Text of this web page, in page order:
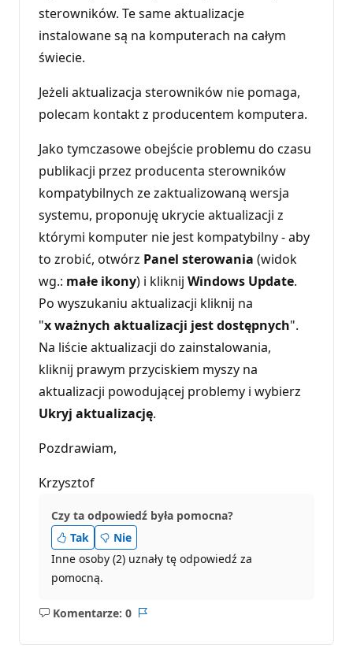
sterowników. Te same aktualizacje
instalowane są na komputerach na całym
świecie.
Jeżeli aktualizacja sterowników nie pomaga,
polecam kontakt z producentem komputera.
Jako tymczasowe obejście problemu do czasu
publikacji przez producenta sterowników
kompatybilnych ze zaktualizowaną wersja
systemu, proponuję ukrycie aktualizacji z
którymi komputer nie jest kompatybilny - aby
to zrobić, otwórz Panel sterowania (widok
wg.: małe ikony) i kliknij Windows Update.
Po wyszukaniu aktualizacji kliknij na
"x ważnych aktualizacji jest dostępnych".
Na liście aktualizacji do zainstalowania,
kliknij prawym przyciskiem myszy na
aktualizacji powodującej problemy i wybierz
Ukryj aktualizację.
Pozdrawiam,
Krzysztof
Czy ta odpowiedź była pomocna?
Tak
Nie
Inne osoby (2) uznały tę odpowiedź za
pomocną.
Komentarze: 0
Brak